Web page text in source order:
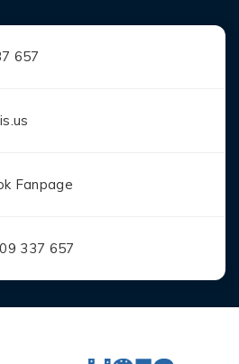
657
Fanpage
337 657